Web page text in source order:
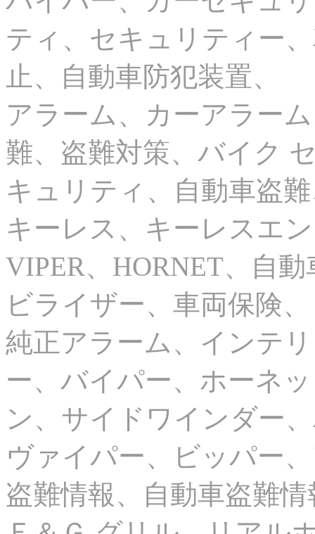
ティ、セキュリティー
止、自動車防犯装置、
アラーム、カーアラー
難、盗難対策、バイク
キュリティ、自動車盗
キーレス、キーレスエ
VIPER、HORNET、自
ビライザー、車両保険、
純正アラーム、インテ
ー、バイパー、ホーネ
ン、サイドワインダー
ヴァイパー、ビッパー
盗難情報、自動車盗難